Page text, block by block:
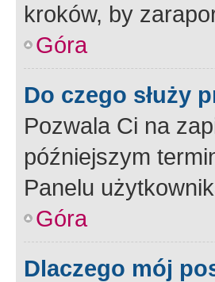
kroków, by
Góra
Do czego służy
Pozwala Ci na
późniejszym
Panelu
Góra
Dlaczego mój